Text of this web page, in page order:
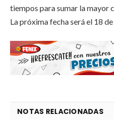
tiempos para sumar la mayor
La próxima fecha será el 18
NOTAS RELACIONADAS